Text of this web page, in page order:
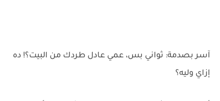
آسر بصدمة: ثواني بس، عمي عادل طردك من البيت؟! ده
إزاي وليه؟